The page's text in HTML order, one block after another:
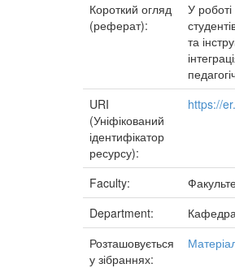
Короткий огляд
(реферат):
У
та
URI
(Уніфікований
ідентифікатор
ресурсу):
https://
Faculty:
Department:
Розташовується
у зібраннях: